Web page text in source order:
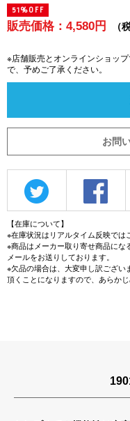
51%OFF
販売価格：4,580円 （
※店舗販売とオンラインショッ
で、予めご了承ください。
お問
【在庫について】
※在庫状況はリアルタイム反映では
※商品はメーカー取り寄せ商品にな
メールをお送りしております。
※欠品の場合は、大変申し訳ござい
頂くことになりますので、あらかじ